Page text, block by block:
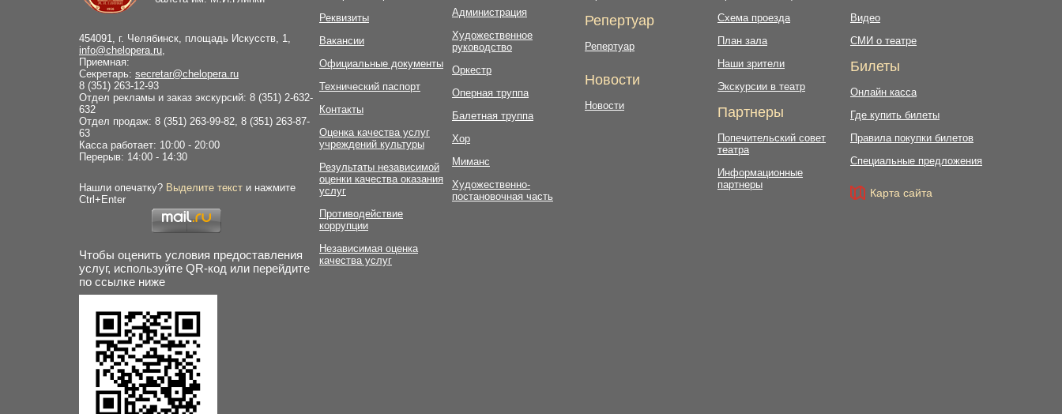
454091, г. Челябинск, площадь Искусств, 1,
info@chelopera.ru,
Приемная:
Секретарь: secretar@chelopera.ru
8 (351) 263-12-93
Отдел рекламы и заказ экскурсий: 8 (351) 2-632-
632
Отдел продаж: 8 (351) 263-99-82, 8 (351) 263-87-
63
Касса работает: 10:00 - 20:00
Перерыв: 14:00 - 14:30
Нашли опечатку? Выделите текст и нажмите
Ctrl+Enter
Чтобы оценить условия предоставления
услуг, используйте QR-код или перейдите
по ссылке ниже
Реквизиты
Вакансии
Официальные документы
Технический паспорт
Контакты
Оценка качества услуг
учреждений культуры
Результаты независимой
оценки качества оказания
услуг
Противодействие
коррупции
Независимая оценка
качества услуг
Администрация
Художественное
руководство
Оркестр
Оперная труппа
Балетная труппа
Хор
Миманс
Художественно-
постановочная часть
Репертуар
Репертуар
Новости
Новости
Схема проезда
План зала
Наши зрители
Экскурсии в театр
Партнеры
Попечительский совет
театра
Информационные
партнеры
Видео
СМИ о театре
Билеты
Онлайн касса
Где купить билеты
Правила покупки билетов
Специальные предложения
Карта сайта